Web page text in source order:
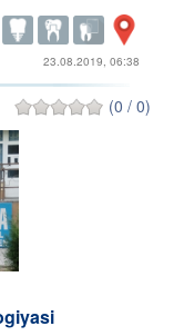
23.08.2019, 06:38
(0 / 0)